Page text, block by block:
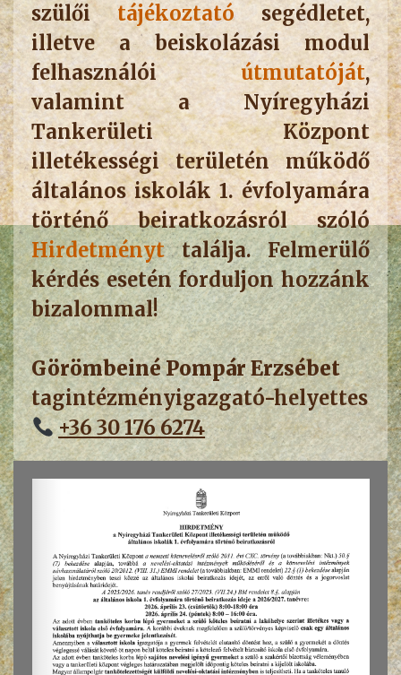
szülőitájékoztatósegédletet,
illetve a beiskolázási modul
felhasználóiútmutatóját,
valamint a Nyíregyházi
Tankerületi Központ
illetékességi területén működő
általános iskolák 1. évfolyamára
történő beiratkozásról szóló
Hirdetményttalálja. Felmerülő
kérdés esetén forduljon hozzánk
bizalommal!
Görömbeiné Pompár Erzsébet
tagintézményigazgató-helyettes
+36 30 176 6274